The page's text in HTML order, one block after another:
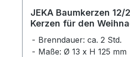
JEKA Baumkerzen 12/
Kerzen für den
Brenndauer: ca. 2 Std.
Maße: Ø 13 x H 125 mm